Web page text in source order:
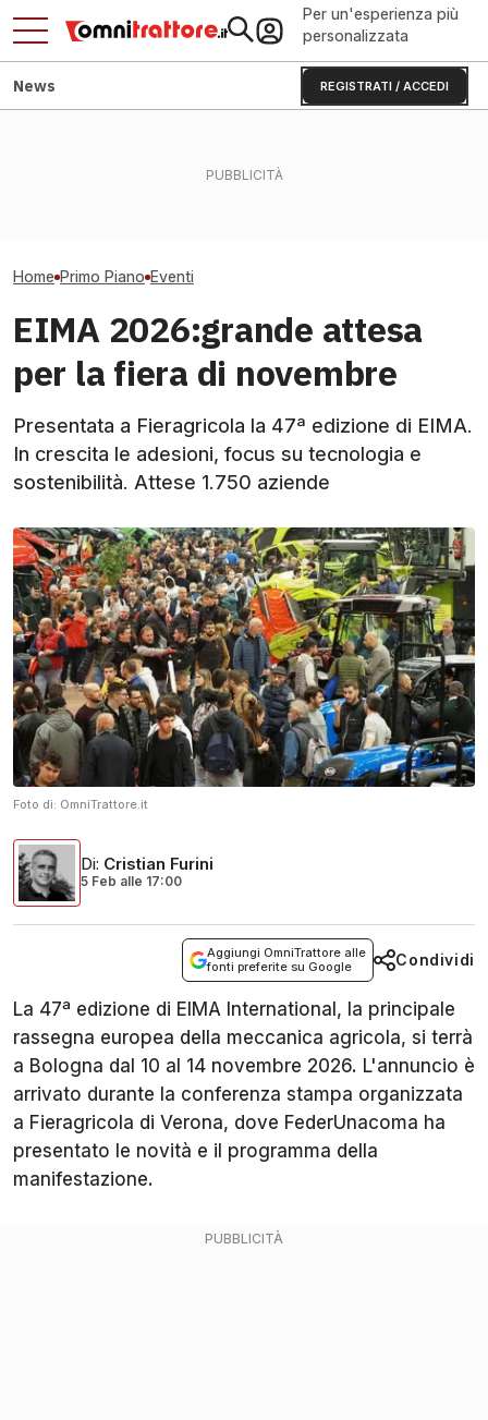
Per un'esperienza più
personalizzata
REGISTRATI / ACCEDI
News
Home Primo Piano Eventi
EIMA 2026:grande attesa
per la fiera di novembre
Presentata a Fieragricola la 47ª edizione di EIMA.
In crescita le adesioni, focus su tecnologia e
sostenibilità. Attese 1.750 aziende
Foto di: OmniTrattore.it
Di: Cristian Furini
5 Feb alle 17:00
Aggiungi OmniTrattore alle
fonti preferite su Google
Condividi
La 47ª edizione di EIMA International, la principale
rassegna europea della meccanica agricola, si terrà
a Bologna dal 10 al 14 novembre 2026. L'annuncio è
arrivato durante la conferenza stampa organizzata
a Fieragricola di Verona, dove FederUnacoma ha
presentato le novità e il programma della
manifestazione.